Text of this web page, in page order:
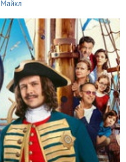
Майкл